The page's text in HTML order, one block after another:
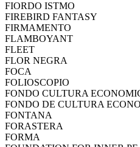
FIORDO ISTMO
FIREBIRD FANTASY
FIRMAMENTO
FLAMBOYANT
FLEET
FLOR NEGRA
FOCA
FOLIOSCOPIO
FONDO CULTURA
FONDO DE CULTURA
FONTANA
FORASTERA
FORMA